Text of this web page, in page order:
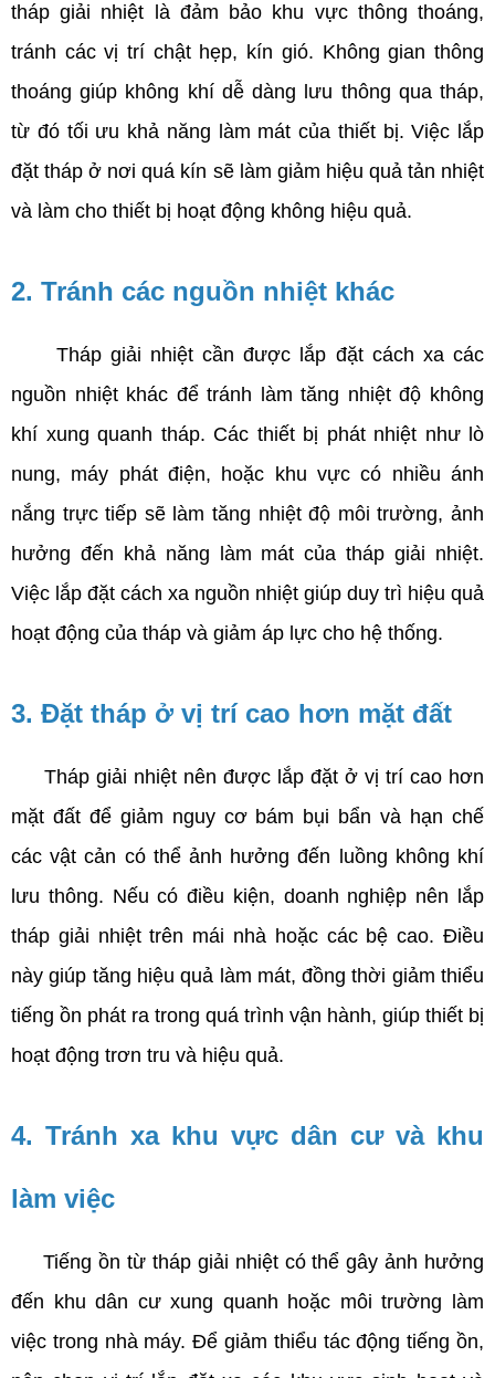
tháp giải nhiệt là đảm bảo khu vực thông thoáng,
tránh các vị trí chật hẹp, kín gió. Không gian thông
thoáng giúp không khí dễ dàng lưu thông qua tháp,
từ đó tối ưu khả năng làm mát của thiết bị. Việc lắp
đặt tháp ở nơi quá kín sẽ làm giảm hiệu quả tản nhiệt
và làm cho thiết bị hoạt động không hiệu quả.
2. Tránh các nguồn nhiệt khác
Tháp giải nhiệt cần được lắp đặt cách xa các
nguồn nhiệt khác để tránh làm tăng nhiệt độ không
khí xung quanh tháp. Các thiết bị phát nhiệt như lò
nung, máy phát điện, hoặc khu vực có nhiều ánh
nắng trực tiếp sẽ làm tăng nhiệt độ môi trường, ảnh
hưởng đến khả năng làm mát của tháp giải nhiệt.
Việc lắp đặt cách xa nguồn nhiệt giúp duy trì hiệu quả
hoạt động của tháp và giảm áp lực cho hệ thống.
3. Đặt tháp ở vị trí cao hơn mặt đất
Tháp giải nhiệt nên được lắp đặt ở vị trí cao hơn
mặt đất để giảm nguy cơ bám bụi bẩn và hạn chế
các vật cản có thể ảnh hưởng đến luồng không khí
lưu thông. Nếu có điều kiện, doanh nghiệp nên lắp
tháp giải nhiệt trên mái nhà hoặc các bệ cao. Điều
này giúp tăng hiệu quả làm mát, đồng thời giảm thiểu
tiếng ồn phát ra trong quá trình vận hành, giúp thiết bị
hoạt động trơn tru và hiệu quả.
4. Tránh xa khu vực dân cư và khu
làm việc
Tiếng ồn từ tháp giải nhiệt có thể gây ảnh hưởng
đến khu dân cư xung quanh hoặc môi trường làm
việc trong nhà máy. Để giảm thiểu tác động tiếng ồn,